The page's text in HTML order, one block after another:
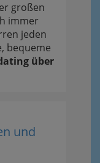
großen
immer
jeden
bequeme
über
und